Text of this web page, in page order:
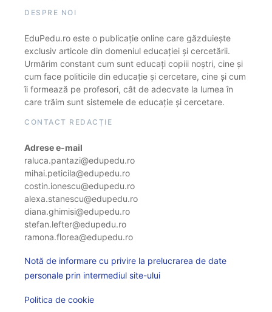
DESPRE NOI
EduPedu.ro este o publicație online care găzduiește
exclusiv articole din domeniul educației și cercetării.
Urmărim constant cum sunt educați copiii noștri, cine și
cum face politicile din educație și cercetare, cine și cum
îi formează pe profesori, cât de adecvate la lumea în
care trăim sunt sistemele de educație și cercetare.
CONTACT REDACȚIE
Adrese e-mail
raluca.pantazi@edupedu.ro
mihai.peticila@edupedu.ro
costin.ionescu@edupedu.ro
alexa.stanescu@edupedu.ro
diana.ghimisi@edupedu.ro
stefan.lefter@edupedu.ro
ramona.florea@edupedu.ro
Notă de informare cu privire la prelucrarea de date
personale prin intermediul site-ului
Politica de cookie